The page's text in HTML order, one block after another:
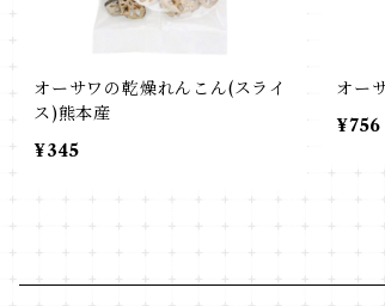
オーサワの乾燥れんこん(スライ
ス)熊本産
¥345
オー
¥756